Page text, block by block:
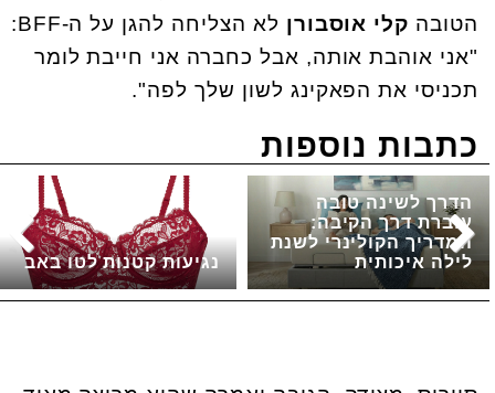
הטובה קלי אוסבורן לא הצליחה להגן על ה-BFF
:
"אני אוהבת אותה, אבל כחברה אני חייבת לומר
תכניסי את הפאקינג לשון שלך לפה".
כתבות נוספות
נגיעות קטנות לטו באב
הדרך לשינה טובה
עוברת דרך הקיבה:
המדריך הקולינרי לשנת
לילה איכותית